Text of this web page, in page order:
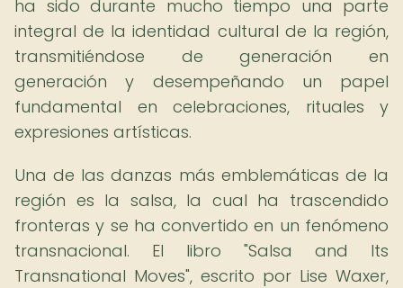
ha sido durante mucho tiempo una parte
integral de la identidad cultural de la región,
transmitiéndose de generación en
generación y desempeñando un papel
fundamental en celebraciones, rituales y
expresiones artísticas.
Una de las danzas más emblemáticas de la
región es la salsa, la cual ha trascendido
fronteras y se ha convertido en un fenómeno
transnacional. El libro "Salsa and Its
Transnational Moves", escrito por Lise Waxer,